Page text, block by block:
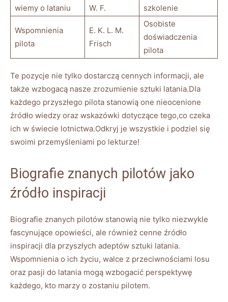
wiemy o lataniu
W. F.
szkolenie
Wspomnienia
‍pilota
E. K. L. ⁣M.
Frisch
Osobiste
doświadczenia
pilota
Te pozycje nie tylko⁢ dostarczą cennych informacji, ale
⁤także wzbogacą ​nasze⁣ zrozumienie ⁢sztuki latania.Dla
każdego przyszłego‌ pilota stanowią one nieocenione
‍źródło wiedzy oraz wskazówki ⁣dotyczące⁣ tego,co ‍czeka
ich w świecie lotnictwa.Odkryj je ‍wszystkie ⁢i podziel się
swoimi przemyśleniami ‌po lekturze!
Biografie znanych pilotów jako
‌źródło inspiracji
Biografie‍ znanych pilotów stanowią ⁣nie tylko niezwykle
fascynujące opowieści,⁢ ale również cenne źródło
inspiracji ⁤dla‍ przyszłych adeptów sztuki latania.
‌Wspomnienia o ‍ich⁤ życiu, walce z przeciwnościami losu⁣
oraz pasji do ⁤latania‌ mogą⁣ wzbogacić perspektywę
każdego, kto ⁢marzy ​o ⁢zostaniu pilotem.